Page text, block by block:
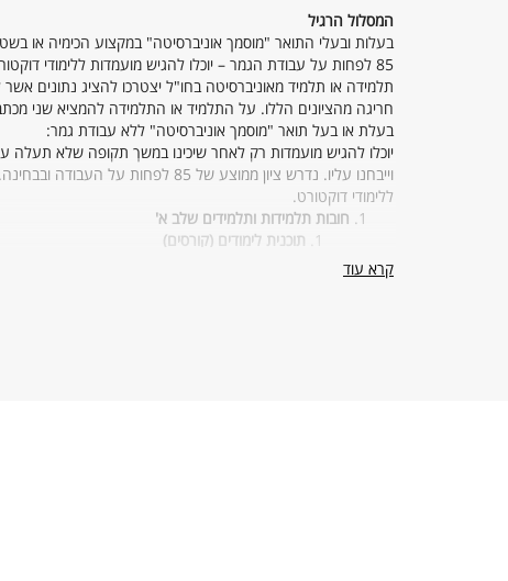
המסלול הרגיל
85 לפחות על עבודת הגמר – יוכלו להגיש מועמדות ללימודי דוקטורט בכימיה
תלמידה או תלמיד מאוניברסיטה בחו"ל יצטרכו להציג נתונים
חריגה מהציונים הללו. על התלמיד או התלמידה להמציא שני
בעלת או בעל תואר "מוסמך אוניברסיטה" ללא עבודת גמר:
יוכלו להגיש מועמדות רק לאחר שיכינו במשך תקופה שלא
וייבחנו עליו. נדרש ציון ממוצע
ללימודי דוקטורט.
חובות תלמידות ותלמידים שלב א'
תוכנית לימודים (קורסים)
ההצעה לתוכנית המחקר מועברת לוועדת הבוחנים
קרא עוד